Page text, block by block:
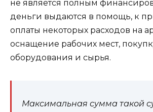
не является полным
деньги выдаются в помощь, к
оплаты некоторых расходов на
оснащение рабочих мест,
оборудования и сырья.
Максимальная сумма такой